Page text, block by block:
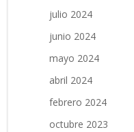
julio 2024
junio 2024
mayo 2024
abril 2024
febrero 2024
octubre 2023